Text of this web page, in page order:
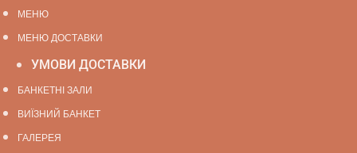
МЕНЮ
МЕНЮ ДОСТАВКИ
УМОВИ ДОСТАВКИ
БАНКЕТНІ ЗАЛИ
ВИЇЗНИЙ БАНКЕТ
ГАЛЕРЕЯ